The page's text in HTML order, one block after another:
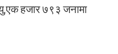
हजार ७९३ जनामा